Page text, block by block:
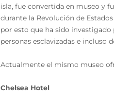
isla, fue convertida en museo y
durante la Revolución de
por esto que ha sido investigado
personas esclavizadas e incluso
Actualmente el mismo museo
Chelsea Hotel